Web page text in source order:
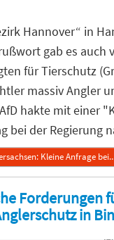
Hannover“ in
gab es auch
für Tierschutz
massiv Angler
hakte mit einer
bei der Regierung
Kleine Anfrage
Forderungen
in